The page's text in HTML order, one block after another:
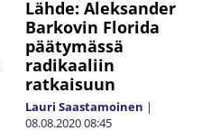
Lähde: Aleksander
Barkovin Florida
päätymässä
radikaaliin
ratkaisuun
Lauri Saastamoinen |
08.08.202008:45